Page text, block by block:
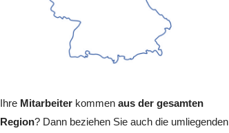
Ihre Mitarbeiter kommenaus der gesamten
Region? Dann beziehen Sie auch die umliegenden